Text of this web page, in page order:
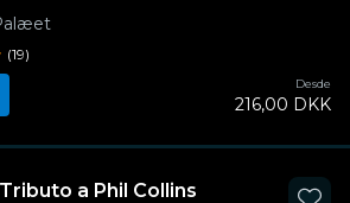
(19)
Desde
216,00 DKK
a Phil Collins